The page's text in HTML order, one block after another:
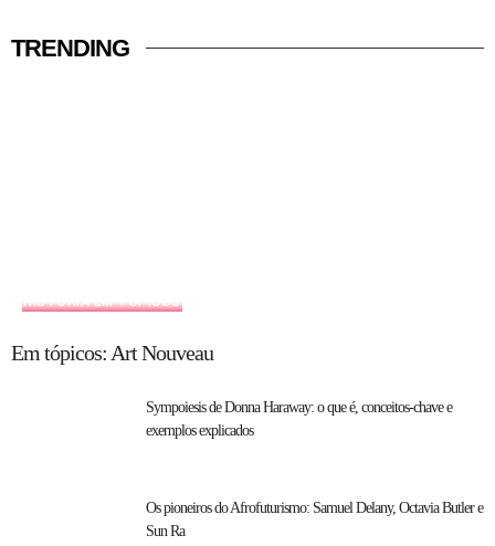
TRENDING
HISTÓRIA EM TÓPICOS
Em tópicos: Art Nouveau
Sympoiesis de Donna Haraway: o que é, conceitos-chave e
exemplos explicados
Os pioneiros do Afrofuturismo: Samuel Delany, Octavia Butler e
Sun Ra